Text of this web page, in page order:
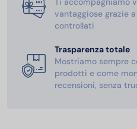
vantaggiose grazie
controllati
Trasparenza totale
Mostriamo sempre
prodotti e come
recensioni, senza